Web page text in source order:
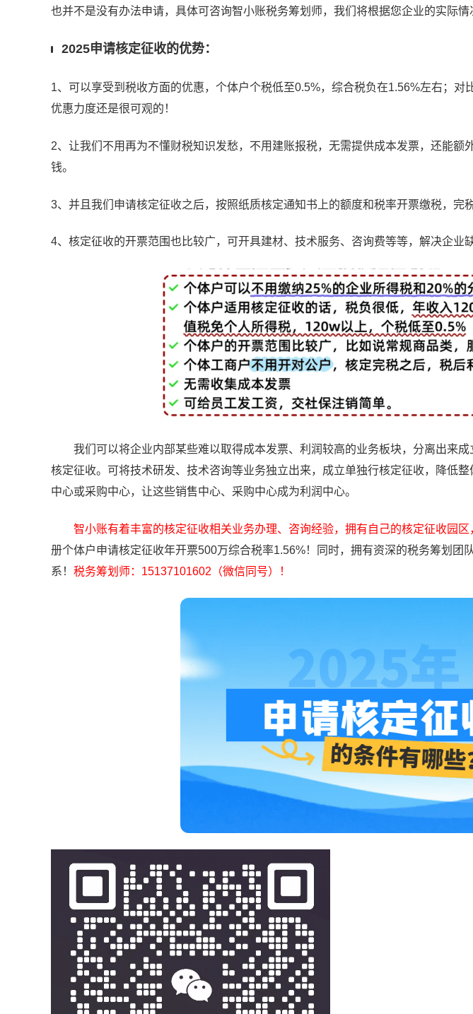
也并不是没有办法申请，具体可咨询智小账税务筹划师，我们将根据您企业的实际情
2025申请核定征收的优势：
1、可以享受到税收方面的优惠，个体户个税低至0.5%，综合税负在1.56%左右；对
优惠力度还是很可观的！
2、让我们不用再为不懂财税知识发愁，不用建账报税，无需提供成本发票，还能额
钱。
3、并且我们申请核定征收之后，按照纸质核定通知书上的额度和税率开票缴税，完
4、核定征收的开票范围也比较广，可开具建材、技术服务、咨询费等等，解决企业
我们可以将企业内部某些难以取得成本发票、利润较高的业务板块，分离出来成
核定征收。可将技术研发、技术咨询等业务独立出来，成立单独行核定征收，降低
中心或采购中心，让这些销售中心、采购中心成为利润中心。
智小账有着丰富的核定征收相关业务办理、咨询经验，拥有自己的核定征收园区
册个体户申请核定征收年开票500万综合税率1.56%！同时，拥有资深的税务筹划团
系！ 税务筹划师：15137101602（微信同号）！